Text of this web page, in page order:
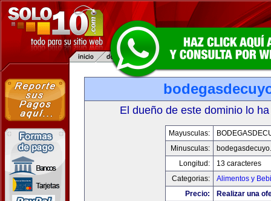
El dueño de este dominio lo
Mayusculas:
Minusculas:
Longitud:
13 caracteres
Categorias:
Alimentos y
Precio:
Realizar una